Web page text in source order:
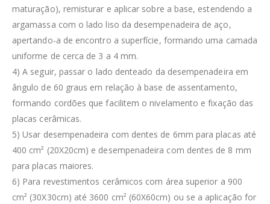
maturação), remisturar e aplicar sobre a base, estendendo a
argamassa com o lado liso da desempenadeira de aço,
apertando-a de encontro a superfície, formando uma camada
uniforme de cerca de 3 a 4 mm.
4) A seguir, passar o lado denteado da desempenadeira em
ângulo de 60 graus em relação à base de assentamento,
formando cordões que facilitem o nivelamento e fixação das
placas cerâmicas.
5) Usar desempenadeira com dentes de 6mm para placas até
400 cm² (20X20cm) e desempenadeira com dentes de 8 mm
para placas maiores.
6) Para revestimentos cerâmicos com área superior a 900
cm² (30X30cm) até 3600 cm² (60X60cm) ou se a aplicação for